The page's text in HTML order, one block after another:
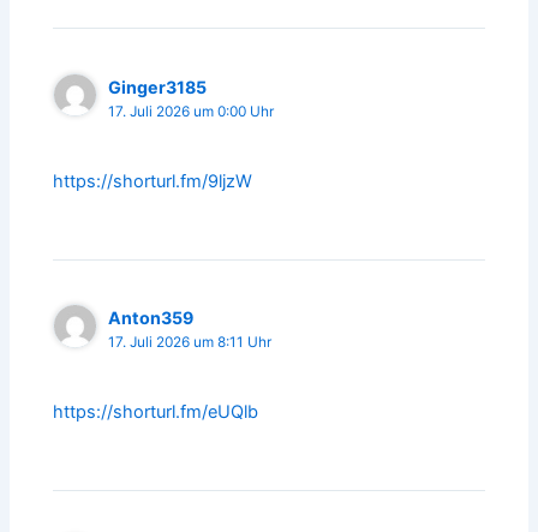
Ginger3185
17. Juli 2026 um 0:00 Uhr
https://shorturl.fm/9ljzW
Anton359
17. Juli 2026 um 8:11 Uhr
https://shorturl.fm/eUQlb